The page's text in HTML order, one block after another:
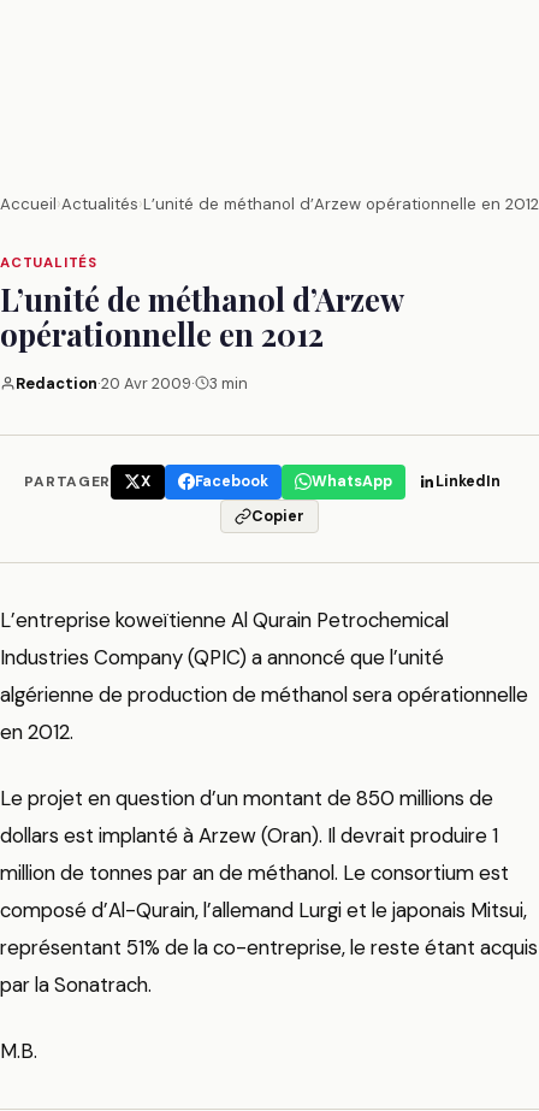
Accueil›Actualités›L’unité de méthanol d’Arzew opérationnelle en 2012
ACTUALITÉS
L’unité de méthanol d’Arzew
opérationnelle en 2012
Redaction·20 Avr 2009· 3 min
PARTAGER X Facebook WhatsApp
LinkedIn
Copier
L’entreprise koweïtienne Al Qurain Petrochemical
Industries Company (QPIC) a annoncé que l’unité
algérienne de production de méthanol sera opérationnelle
en 2012.
Le projet en question d’un montant de 850 millions de
dollars est implanté à Arzew (Oran). Il devrait produire 1
million de tonnes par an de méthanol. Le consortium est
composé d’Al-Qurain, l’allemand Lurgi et le japonais Mitsui,
représentant 51% de la co-entreprise, le reste étant acquis
par la Sonatrach.
M.B.